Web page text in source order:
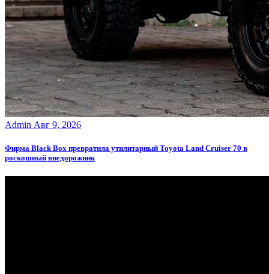
Admin Авг 9, 2026
Фирма Black Box превратила утилитарный Toyota Land Cruiser 70 в
роскошный внедорожник